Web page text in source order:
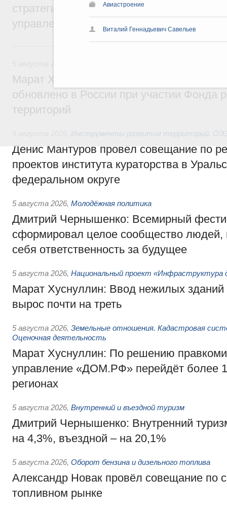
Авиастроение
Виталий Геннадьевич Савельев
стратегической сессии о
управления научно-технологическим
Марат Хуснуллин: Более 4,3 тыс.
обновлено в России при участии Фонда
территорий
Инструменты развития территорий.
Денис Мантуров провёл совещание по
проектов института кураторства в
федеральном округе
5 августа 2026, Молодёжная политика
Дмитрий Чернышенко: Всемирный
сформировал целое сообщество людей,
себя ответственность за будущее
5 августа 2026, Национальный проект «Инфраструктура
Марат Хуснуллин: Ввод нежилых зданий
вырос почти на треть
5 августа 2026, Земельные отношения. Кадастровая
Оценочная деятельность
Марат Хуснуллин: По решению
управление «ДОМ.РФ» перейдёт более
регионах
5 августа 2026, Внутренний и въездной туризм
Дмитрий Чернышенко: Внутренний
на 4,3%, въездной – на 20,1%
5 августа 2026, Оборот бензина и дизельного топлива
Александр Новак провёл совещание по
топливном рынке